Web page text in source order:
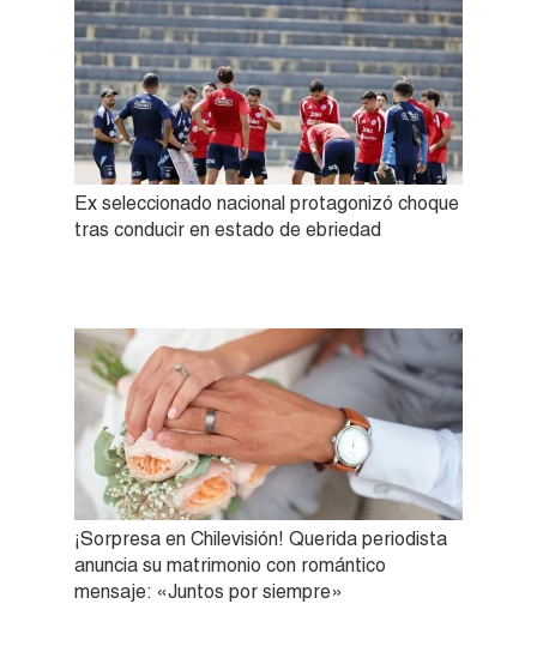
Ex seleccionado nacional protagonizó choque
tras conducir en estado de ebriedad
¡Sorpresa en Chilevisión! Querida periodista
anuncia su matrimonio con romántico
mensaje: «Juntos por siempre»